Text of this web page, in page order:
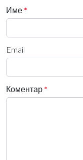
Име *
Email
Коментар *